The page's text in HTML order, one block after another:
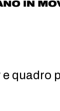
e quadro